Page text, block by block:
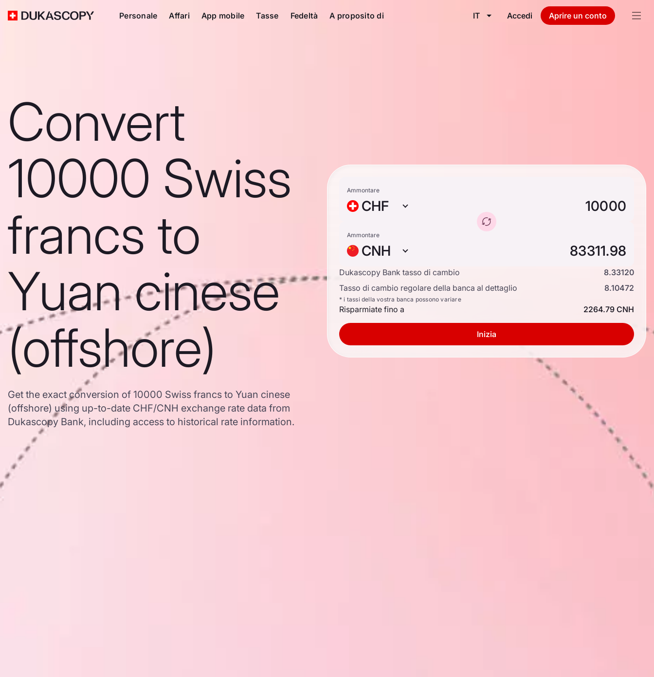
Personale Affari App mobile Tasse Fedeltà A proposito di IT Accedi Aprire un conto
Convert
10000 Swiss
francs to
Yuan cinese
(offshore)
Get the exact conversion of 10000 Swiss francs to Yuan cinese
(offshore) using up-to-date CHF/CNH exchange rate data from
Dukascopy Bank, including access to historical rate information.
Ammontare
CHF
Ammontare
CNH
Dukascopy Bank tasso di cambio
8.33120
Tasso di cambio regolare della banca al dettaglio
8.10472
* i tassi della vostra banca possono variare
Risparmiate fino a 2264.79 CNH
Inizia